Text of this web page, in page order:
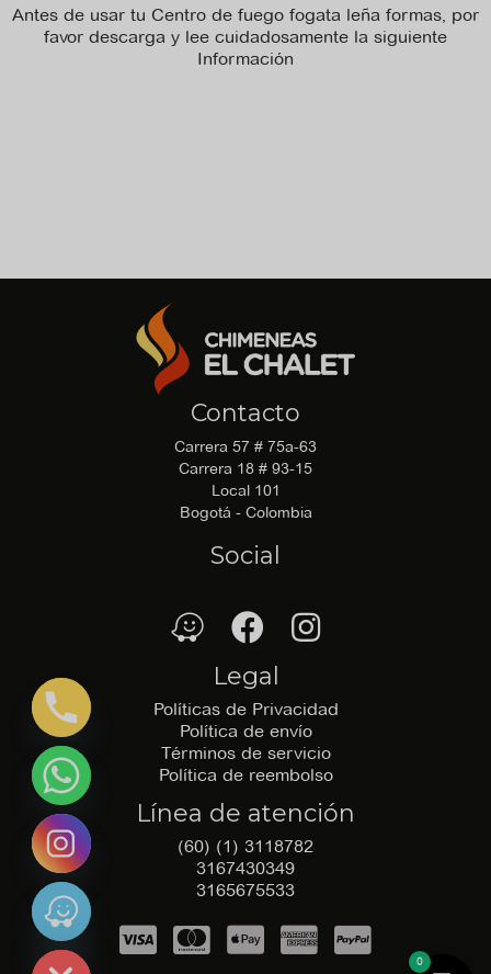
Antes de usar tu Centro de fuego fogata leña formas, por
favor descarga y lee cuidadosamente la siguiente
Información
Contacto
Carrera 57 # 75a-63
Carrera 18 # 93-15
Local 101
Bogotá - Colombia
Social
waze FacebookFacebook
Legal
Políticas de Privacidad
Política de envío
Términos de servicio
Política de reembolso
Línea de atención
(60) (1) 3118782
3167430349
3165675533
0
chaty